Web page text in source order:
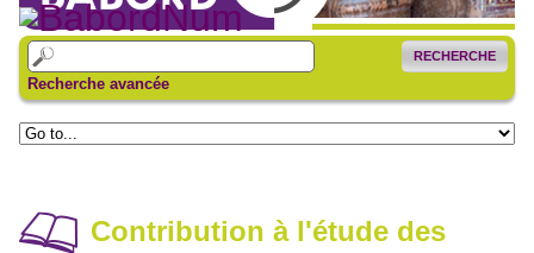
RECHERCHE
Recherche avancée
Contribution à l'étude des